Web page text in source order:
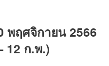
พฤศจิกายน 2566
12 ก.พ.)